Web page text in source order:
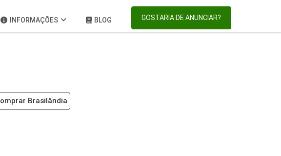
INFORMAÇÕES BLOG GOSTARIA DE ANUNCIAR?
Brasilândia